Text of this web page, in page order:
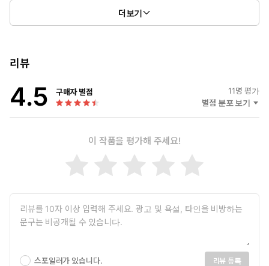
을 받은 에세이스트로, 100권 이상의 책을 집필했다. 1993년 미
국 PEN 표현의 자유상을 수상했으며, 2005년 노벨 평화상 후보
로베니아에 거주하고 있다.
옮긴이 | 송민경
러시아 이르쿠츠크국립언어대학교에서 러시아어를 전공했다. 《비
욘드 드림즈》, 《슬레이어》 등 다수의 영화 및 다큐멘터리 영상
작이 지닌 의미를 해치지 않으면서도 그 고유한 결을 자연스럽게 전
하는 번역을 지향한다. 옮긴 책으로는 『사는 게 불안한 사람들을
위한 철학 수업』, 『크리스털 오라클』, 『반지의 제왕 타로카드
더보기
리뷰
4.5 구매자 별점 11명 평가
별점 분포 보기
이 작품을 평가해 주세요!
스포일러가 있습니다. 리뷰 등록